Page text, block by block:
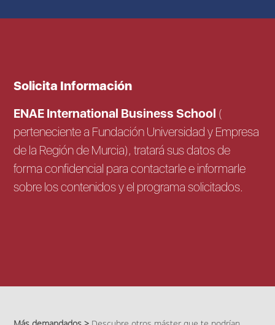
Solicita Información
ENAE International Business School (
perteneciente a Fundación Universidad y Empresa
de la Región de Murcia), tratará sus datos de
forma confidencial para contactarle e informarle
sobre los contenidos y el programa solicitados.